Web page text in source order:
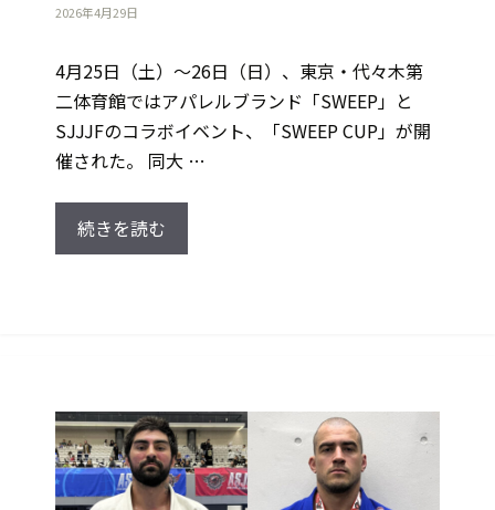
2026年4月29日
4月25日（土）～26日（日）、東京・代々木第
二体育館ではアパレルブランド「SWEEP」と
SJJJFのコラボイベント、「SWEEP CUP」が開
催された。 同大 …
続きを読む